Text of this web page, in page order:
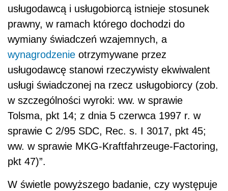
usługodawcą i usługobiorcą istnieje stosunek
prawny, w ramach którego dochodzi do
wymiany świadczeń wzajemnych, a
wynagrodzenie otrzymywane przez
usługodawcę stanowi rzeczywisty ekwiwalent
usługi świadczonej na rzecz usługobiorcy (zob.
w szczególności wyroki: ww. w sprawie
Tolsma, pkt 14; z dnia 5 czerwca 1997 r. w
sprawie C 2/95 SDC, Rec. s. I 3017, pkt 45;
ww. w sprawie MKG-Kraftfahrzeuge-Factoring,
pkt 47)”.
W świetle powyższego badanie, czy występuje